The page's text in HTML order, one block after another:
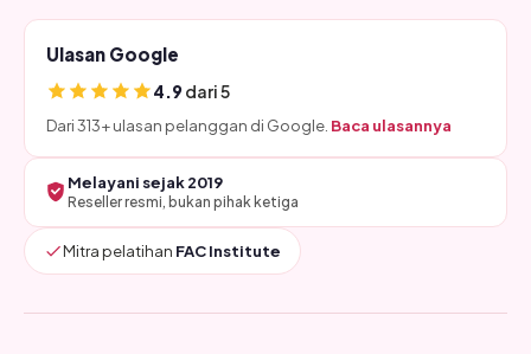
Ulasan Google
4.9dari 5
Dari 313+ ulasan pelanggan di Google. Baca ulasannya
Melayani sejak 2019
Reseller resmi, bukan pihak ketiga
Mitra pelatihan FAC Institute